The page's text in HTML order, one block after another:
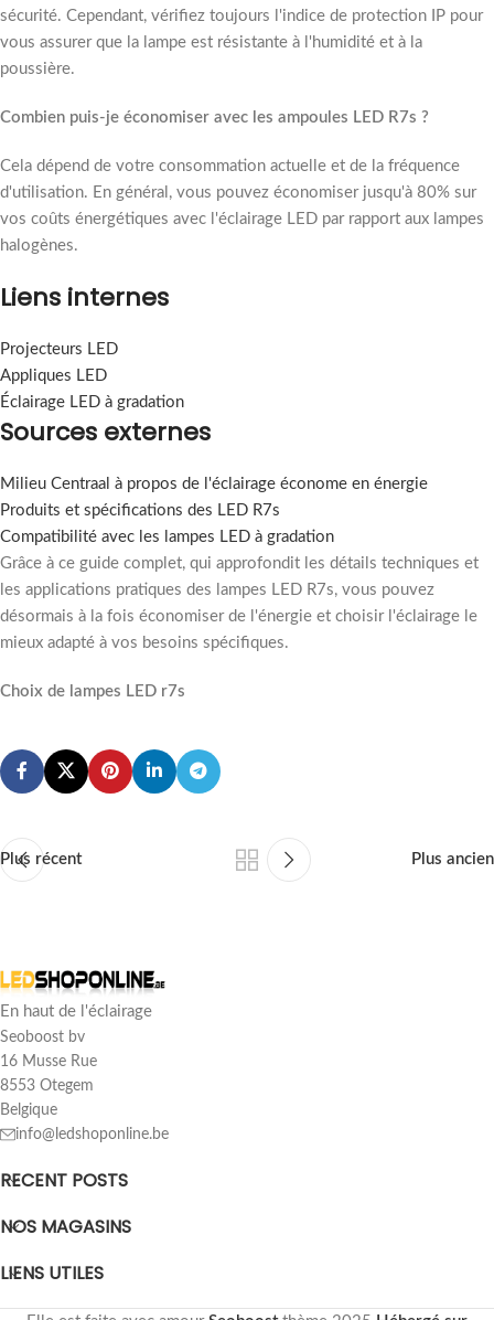
sécurité. Cependant, vérifiez toujours l'indice de protection IP pour
vous assurer que la lampe est résistante à l'humidité et à la
poussière.
Combien puis-je économiser avec les ampoules LED R7s ?
Cela dépend de votre consommation actuelle et de la fréquence
d'utilisation. En général, vous pouvez économiser jusqu'à 80% sur
vos coûts énergétiques avec l'éclairage LED par rapport aux lampes
halogènes.
Liens internes
Projecteurs LED
Appliques LED
Éclairage LED à gradation
Sources externes
Milieu Centraal à propos de l'éclairage économe en énergie
Produits et spécifications des LED R7s
Compatibilité avec les lampes LED à gradation
Grâce à ce guide complet, qui approfondit les détails techniques et
les applications pratiques des lampes LED R7s, vous pouvez
désormais à la fois économiser de l'énergie et choisir l'éclairage le
mieux adapté à vos besoins spécifiques.
Choix de lampes LED r7s
Plus récent Plus ancien
En haut de l'éclairage
Seoboost bv
16 Musse Rue
8553 Otegem
Belgique
info@ledshoponline.be
RECENT POSTS
NOS MAGASINS
LIENS UTILES